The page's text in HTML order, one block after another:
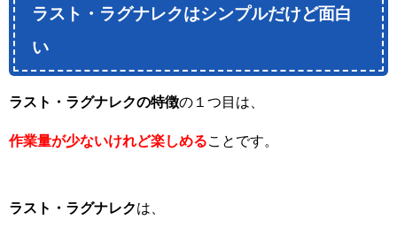
ラスト・ラグナレクはシンプルだけど面白
い
ラスト・ラグナレクの特徴の１つ目は、
作業量が少ないけれど楽しめる ことです。
ラスト・ラグナレクは、